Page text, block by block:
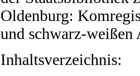
Oldenburg:
und schwarz-
Inhaltsverzeichnis: